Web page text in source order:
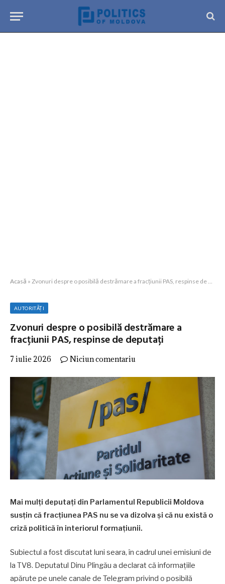
Acasă » Zvonuri despre o posibilă destrămare a fracțiunii PAS, respinse de deputați
AUTORITĂȚI
Zvonuri despre o posibilă destrămare a
fracțiunii PAS, respinse de deputați
7 iulie 2026 Niciun comentariu
Mai mulți deputați din Parlamentul Republicii Moldova
susțin că fracțiunea PAS nu se va dizolva și că nu există o
criză politică în interiorul formațiunii.
Subiectul a fost discutat luni seara, în cadrul unei emisiuni de
la TV8. Deputatul Dinu Plîngău a declarat că informațiile
apărute pe unele canale de Telegram privind o posibilă